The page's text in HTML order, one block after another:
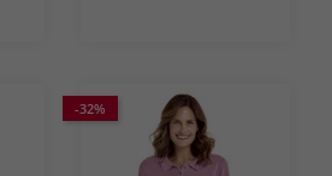
-32%